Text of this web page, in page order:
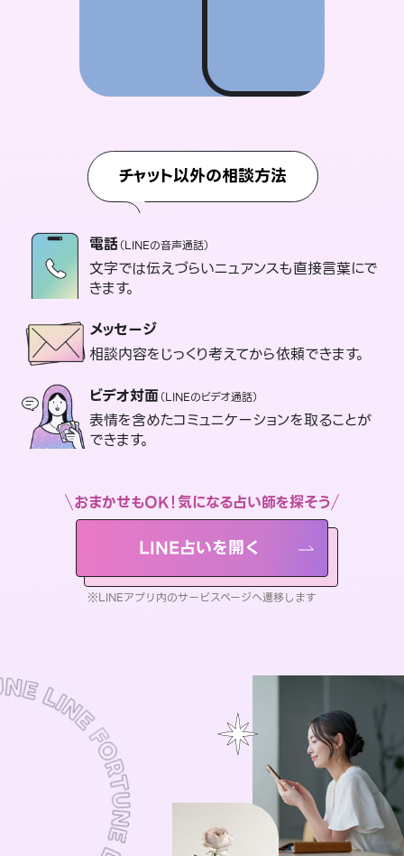
チャット以外の相談方法
電話（LINEの音声通話）
文字では伝えづらいニュアンスも直接言葉にで
きます。
メッセージ
相談内容をじっくり考えてから依頼できます。
ビデオ対面（LINEのビデオ通話）
表情を含めたコミュニケーションを取ることが
できます。
おまかせもOK！気になる占い師を探そう
LINE占いを開く
※LINEアプリ内のサービスページへ遷移します